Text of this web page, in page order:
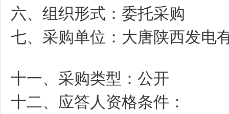
六、组织形式：委托采购
七、采购单位：大唐陕西发电
十一、采购类型：公开
十二、应答人资格条件：